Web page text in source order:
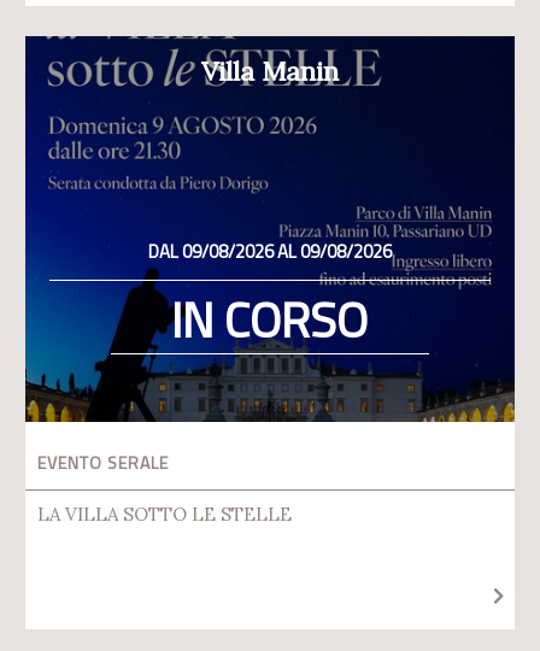
Villa Manin
DAL 09/08/2026 AL 09/08/2026
IN CORSO
EVENTO SERALE
LA VILLA SOTTO LE STELLE